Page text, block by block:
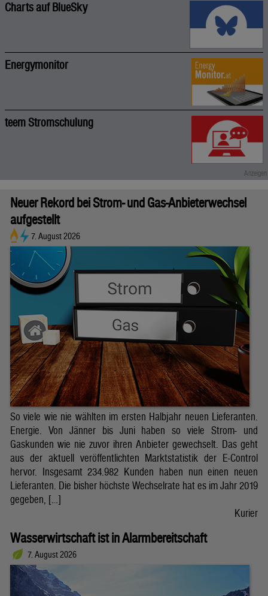
Charts auf BlueSky
Energymonitor
teem Stromschulung
Neuer Rekord bei Strom- und Gas-Anbieterwechsel
aufgestellt
7. August 2026
So viele wie nie wählten im ersten Halbjahr neuen Lieferanten.
Energie. Von Jänner bis Juni haben so viele Strom- und
Gaskunden wie nie zuvor ihren Anbieter gewechselt. Das geht
aus der aktuell veröffentlichten Marktstatistik der E-Control
hervor. Insgesamt 234.982 Kunden haben nun einen neuen
Lieferanten. Die bisher höchste Wechselrate hat es im Jahr 2019
gegeben, […]
Kurier
Wasserwirtschaft ist in Alarmbereitschaft
7. August 2026